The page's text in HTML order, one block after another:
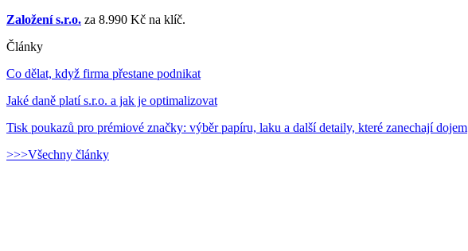
Založení s.r.o. za 8.990 Kč na klíč.
Články
Co dělat, když firma přestane podnikat
Jaké daně platí s.r.o. a jak je optimalizovat
Tisk poukazů pro prémiové značky: výběr papíru, laku a další detaily, které zanechají dojem
>>>Všechny články